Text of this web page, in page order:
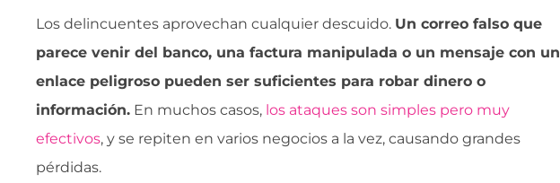
Los delincuentes aprovechan cualquier descuido. Un correo falso que
parece venir del banco, una factura manipulada o un mensaje con un
enlace peligroso pueden ser suficientes para robar dinero o
información. En muchos casos, los ataques son simples pero muy
efectivos, y se repiten en varios negocios a la vez, causando grandes
pérdidas.